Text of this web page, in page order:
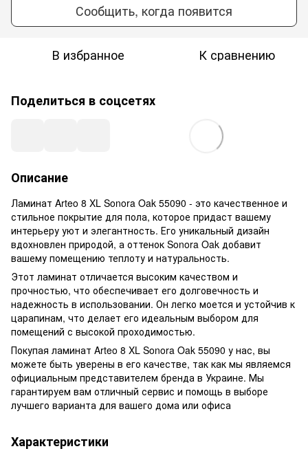
Сообщить, когда появится
В избранное К сравнению
Поделиться в соцсетях
Описание
Ламинат Arteo 8 XL Sonora Oak 55090 - это качественное и
стильное покрытие для пола, которое придаст вашему
интерьеру уют и элегантность. Его уникальный дизайн
вдохновлен природой, а оттенок Sonora Oak добавит
вашему помещению теплоту и натуральность.
Этот ламинат отличается высоким качеством и
прочностью, что обеспечивает его долговечность и
надежность в использовании. Он легко моется и устойчив к
царапинам, что делает его идеальным выбором для
помещений с высокой проходимостью.
Покупая ламинат Arteo 8 XL Sonora Oak 55090 у нас, вы
можете быть уверены в его качестве, так как мы являемся
официальным представителем бренда в Украине. Мы
гарантируем вам отличный сервис и помощь в выборе
лучшего варианта для вашего дома или офиса
Характеристики